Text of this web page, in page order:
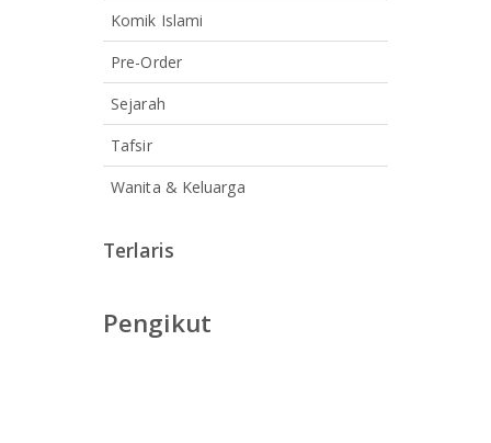
Komik Islami
Pre-Order
Sejarah
Tafsir
Wanita & Keluarga
Terlaris
Pengikut